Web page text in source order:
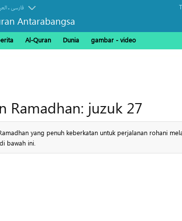
.فارسی
Antarabangsa
Al-Quran Dunia gambar - video
Ramadhan: juzuk 27
yang penuh keberkatan untuk perjalanan rohani
bawah ini.